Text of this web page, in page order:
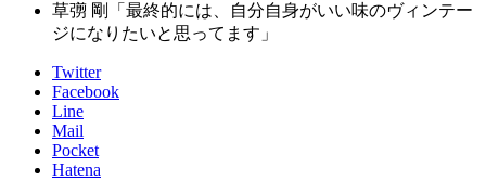
草彅 剛「最終的には、自分自身がいい味のヴィンテー
ジになりたいと思ってます」
Twitter
Facebook
Line
Mail
Pocket
Hatena